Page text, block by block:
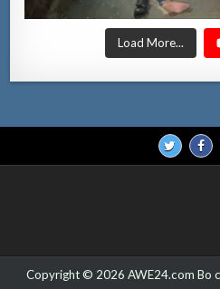
Load More...
Copyright © 2026 AWE24.com Bo